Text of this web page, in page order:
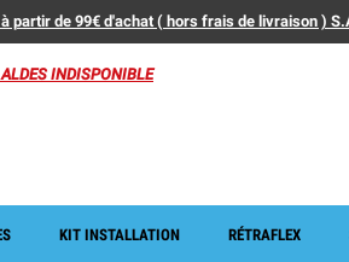
partir de 99€ d'achat ( hors frais de livraison )
INDISPONIBLE
KIT INSTALLATION RÉTRAFLEX